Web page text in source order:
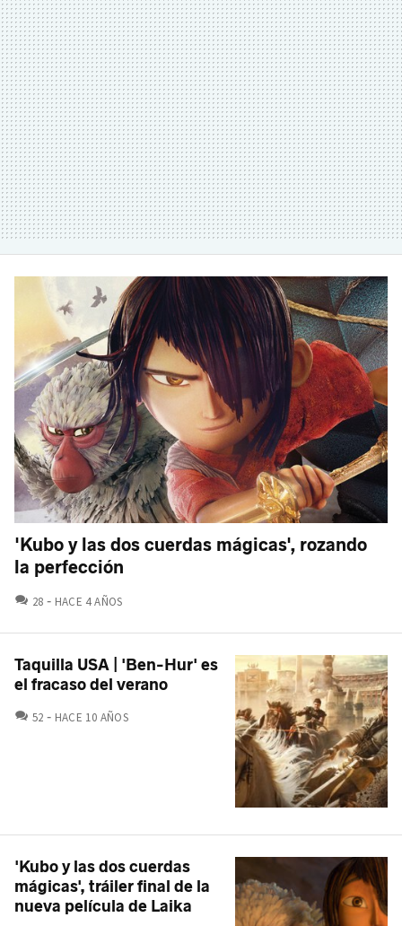
'Kubo y las dos cuerdas mágicas', rozando
la perfección
28 COMENTARIOS
HACE 4 AÑOS
Taquilla USA | 'Ben-Hur' es
el fracaso del verano
52 COMENTARIOS
HACE 10 AÑOS
'Kubo y las dos cuerdas
mágicas', tráiler final de la
nueva película de Laika